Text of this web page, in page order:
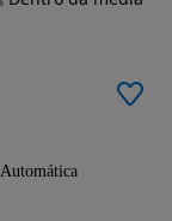
Automática